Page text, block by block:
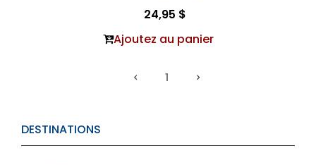
DESTINATIONS
24,95 $
Ajoutez au panier
1